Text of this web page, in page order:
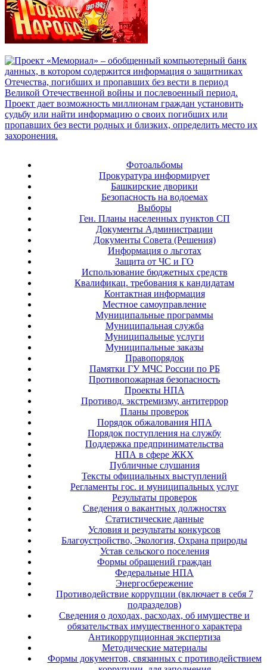
Фотоальбомы
Прокуратура информирует
Башкирские дворики
Безопасность на водоемах
Выборы
Ген. Планы населенных пунктов СП
Документы Администрации
Документы Совета (Решения)
Информация о льготах
Защита от ЧС и ГО
Использование бюджетных средств
Квалификац. требования к кандидатам
Контактная информация
Местное самоуправление
Муниципальные программы
Муниципальная служба
Муниципальные услуги
Муниципальные заказы
Правопорядок
Памятки ГУ МЧС России по РБ
Противопожарная безопасность
Проекты НПА
Противод. экстремизму, антитеррор
Планы проверок
Порядок обжалования НПА
Порядок поступления на службу
Поддержка предпринимательства
НПА в сфере ЖКХ
Публичные слушания
Тексты официальных выступлений
Регламенты гос. и муниципальных услуг
Результаты проверок
Сведения о вакантных должностях
Статистические данные
Условия и результаты конкурсов
Благоустройство, Экология, Охрана природы
Устав сельского поселения
Формы обращений граждан
Федеральные НПА
Энергосбережение
Противодействие коррупции (включает в себя 7
подразделов)
Сведения о доходах, расходах, об имуществе и
обязательствах имущественного характера
Антикоррупционная экспертиза
Методические материалы
Формы документов, связанных с противодействием